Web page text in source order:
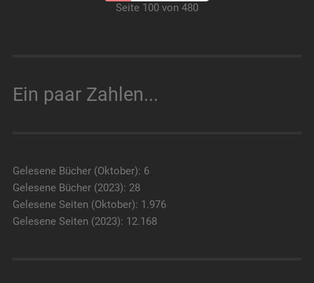
Seite 100 von 480
Ein paar Zahlen...
Gelesene Bücher (Oktober): 6
Gelesene Bücher (2023): 28
Gelesene Seiten (Oktober): 1.976
Gelesene Seiten (2023): 12.168